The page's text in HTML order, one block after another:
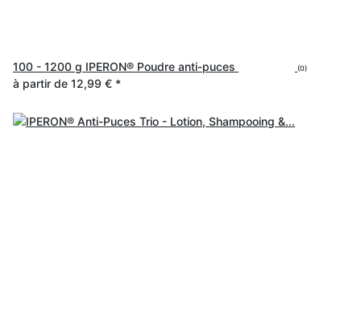
100 - 1200 g IPERON® Poudre anti-puces (0)
à partir de 12,99 € *